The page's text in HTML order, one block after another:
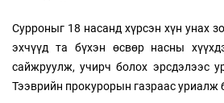
Сурроныг 18 насанд хүрсэн хүн унах
эхчүүд та бүхэн өсвөр насны
сайжруулж, учирч болох эрсдэлээс
Тээврийн прокурорын газраас уриалж